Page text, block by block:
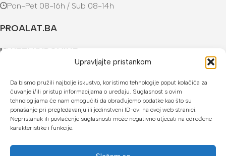
Upravljajte pristankom
Da bismo pružili najbolje iskustvo, koristimo tehnologije poput kolačića za
čuvanje i/ili pristup informacijama o uređaju. Suglasnost s ovim
tehnologijama će nam omogućiti da obrađujemo podatke kao što su
ponašanje pri pregledavanju ili jedinstveni ID-ovi na ovoj web stranici.
Nepristanak ili povlačenje suglasnosti može negativno utjecati na određene
karakteristike i funkcije.
Pon-Pet 08-16h / Sub 08-14h
PROALAT.BA
UVJETI KUPOVINE
U našoj web trgovini možete platiti:
Kreditnim karticama jednokratno ili do 24 rate
Gotovinom prilikom preuzimanja